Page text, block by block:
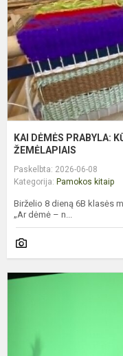
KAI DĖMĖS PRABYLA:
ŽEMĖLAPIAIS
Paskelbta: 2026-06-08
Kategorija: Pamokos kitaip
Birželio 8 dieną 6B klasės
„Ar dėmė – n...